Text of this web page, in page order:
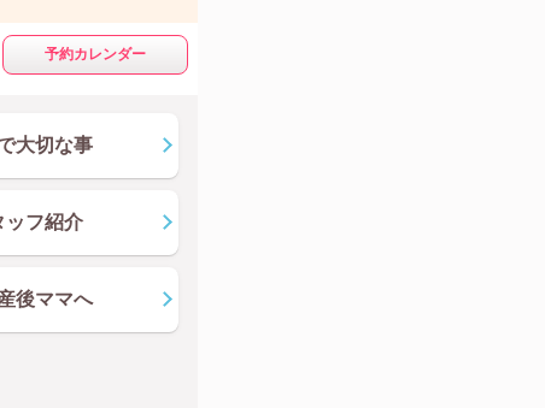
予約カレンダー
大切な事
ッフ紹介
後ママへ